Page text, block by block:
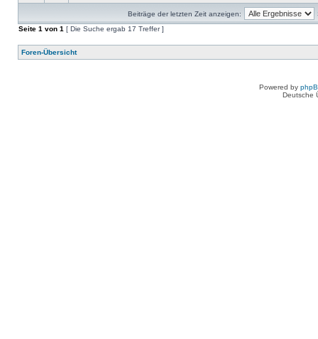
Beiträge der letzten Zeit anzeigen:
Seite 1 von 1 [ Die Suche ergab 17 Treffer ]
Foren-Übersicht
Powered by
Deutsche